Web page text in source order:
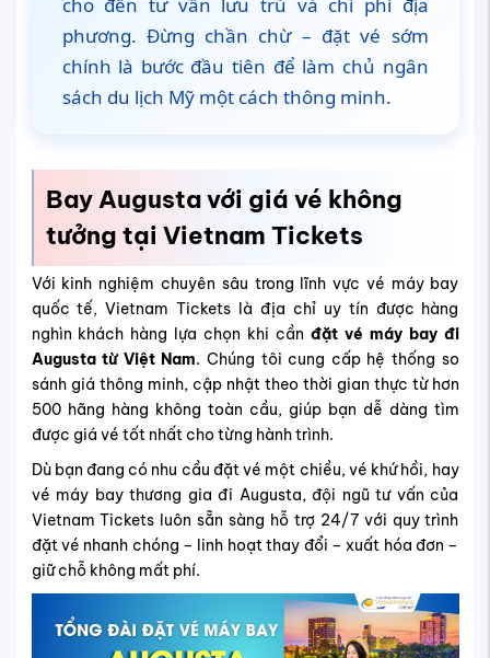
cho đến tư vấn lưu trú và chi phí địa
phương. Đừng chần chừ – đặt vé sớm
chính là bước đầu tiên để làm chủ ngân
sách du lịch Mỹ một cách thông minh.
Bay Augusta với giá vé không
tưởng tại Vietnam Tickets
Với kinh nghiệm chuyên sâu trong lĩnh vực vé máy bay
quốc tế, Vietnam Tickets là địa chỉ uy tín được hàng
nghìn khách hàng lựa chọn khi cần đặt vé máy bay đi
Augusta từ Việt Nam. Chúng tôi cung cấp hệ thống so
sánh giá thông minh, cập nhật theo thời gian thực từ hơn
500 hãng hàng không toàn cầu, giúp bạn dễ dàng tìm
được giá vé tốt nhất cho từng hành trình.
Dù bạn đang có nhu cầu đặt vé một chiều, vé khứ hồi, hay
vé máy bay thương gia đi Augusta, đội ngũ tư vấn của
Vietnam Tickets luôn sẵn sàng hỗ trợ 24/7 với quy trình
đặt vé nhanh chóng – linh hoạt thay đổi – xuất hóa đơn –
giữ chỗ không mất phí.